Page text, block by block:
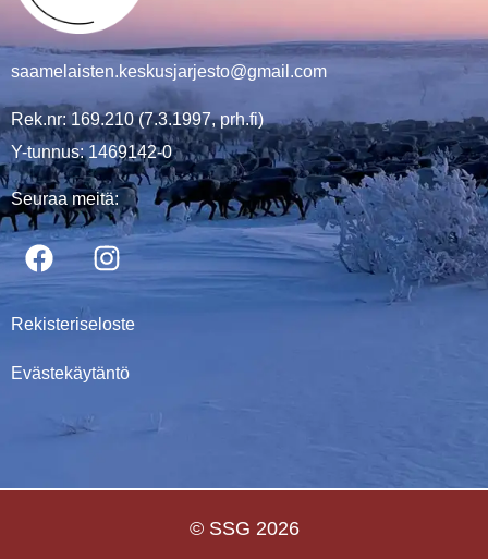
saamelaisten.keskusjarjesto@gmail.com
Rek.nr: 169.210 (7.3.1997, prh.fi)
Y-tunnus: 1469142-0
Seuraa meitä:
Rekisteriseloste
Evästekäytäntö
© SSG 2026